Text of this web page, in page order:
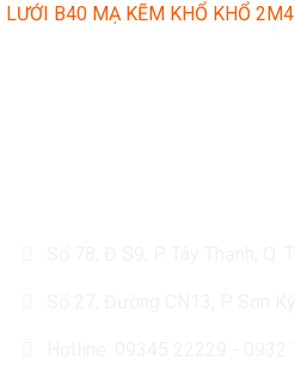
LƯỚI B40 MẠ KẼM KHỔ KHỔ 2M4